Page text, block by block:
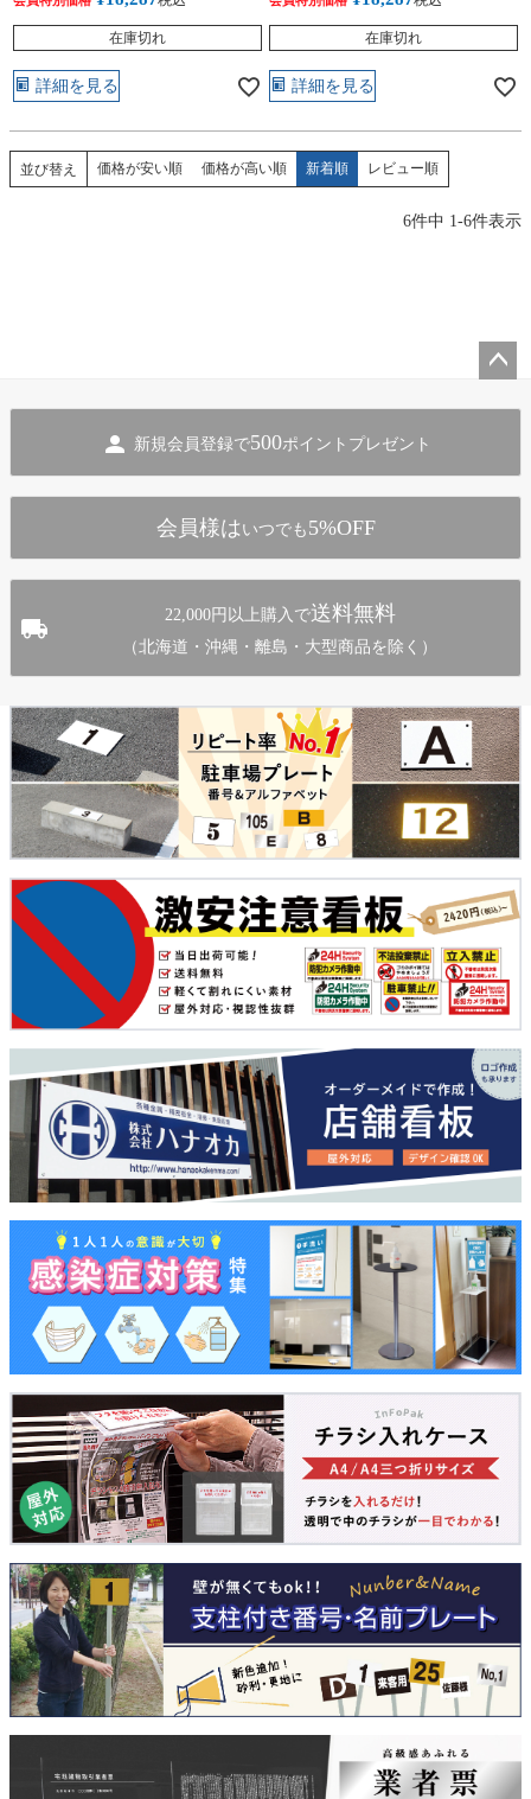
在庫切れ
詳細を見る
在庫切れ
詳細を見る
並び替え 価格が安い順 価格が高い順 新着順 レビュー順
6件中 1-6件表示
新規会員登録で500ポイントプレゼント
会員様は いつでも 5%OFF
22,000円以上購入で送料無料
（北海道・沖縄・離島・大型商品を除く）